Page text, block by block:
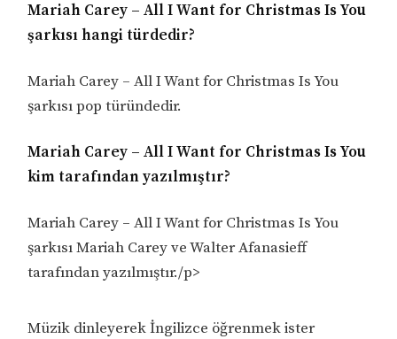
Mariah Carey – All I Want for Christmas Is You
şarkısı hangi türdedir?
Mariah Carey – All I Want for Christmas Is You
şarkısı pop türündedir.
Mariah Carey – All I Want for Christmas Is You
kim tarafından yazılmıştır?
Mariah Carey – All I Want for Christmas Is You
şarkısı Mariah Carey ve Walter Afanasieff
tarafından yazılmıştır./p>
Müzik dinleyerek İngilizce öğrenmek ister